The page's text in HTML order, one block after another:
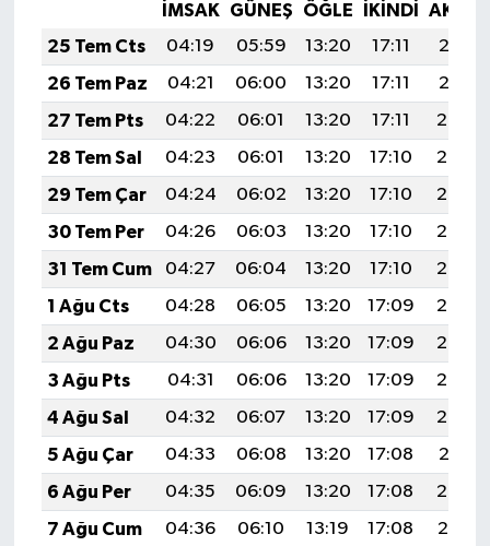
İMSAK GÜNEŞ ÖĞLE İKINDI
25 Tem Cts
04:19 05:59 13:20 17:11
20:31
26 Tem Paz
04:21 06:00 13:20 17:11
20:31
27 Tem Pts
04:22 06:01 13:20 17:11
20:30
28 Tem Sal
04:23 06:01 13:20 17:10
20:29
29 Tem Çar
04:24 06:02 13:20 17:10
20:28
30 Tem Per
04:26 06:03 13:20 17:10
20:27
31 Tem Cum
04:27 06:04 13:20 17:10
20:26
1 Ağu Cts
04:28 06:05 13:20 17:09
20:25
2 Ağu Paz
04:30 06:06 13:20 17:09
20:24
3 Ağu Pts
04:31 06:06 13:20 17:09
20:23
4 Ağu Sal
04:32 06:07 13:20 17:09
20:22
5 Ağu Çar
04:33 06:08 13:20 17:08
20:21
6 Ağu Per
04:35 06:09 13:20 17:08
20:20
7 Ağu Cum
04:36 06:10 13:19 17:08
20:19